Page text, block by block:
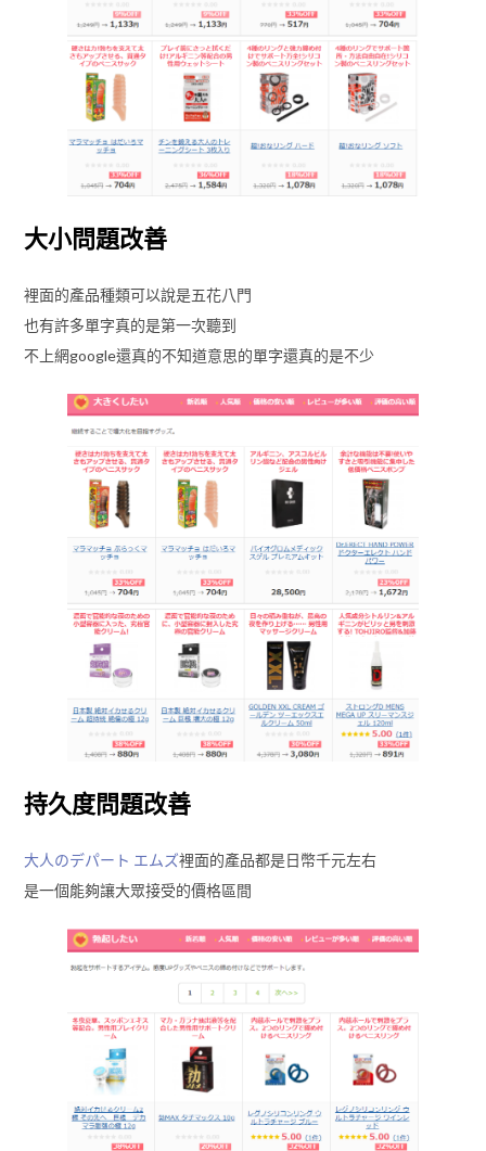
大小問題改善
裡面的產品種類可以說是五花八門
也有許多單字真的是第一次聽到
不上網google還真的不知道意思的單字還真的是不少
持久度問題改善
大人のデパート エムズ裡面的產品都是日幣千元左右
是一個能夠讓大眾接受的價格區間